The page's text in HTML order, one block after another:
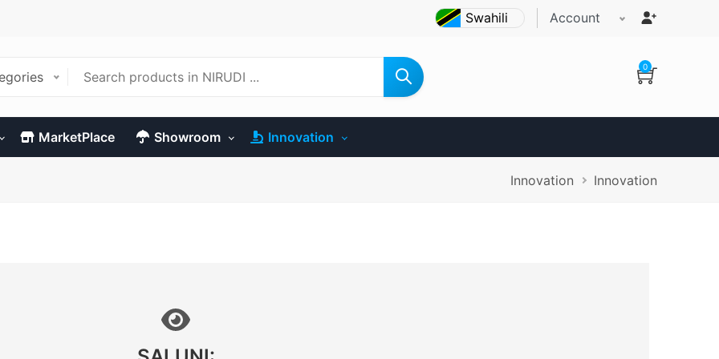
Account
0
MarketPlace Showroom Innovation
Breadcrumb
Innovation Innovation